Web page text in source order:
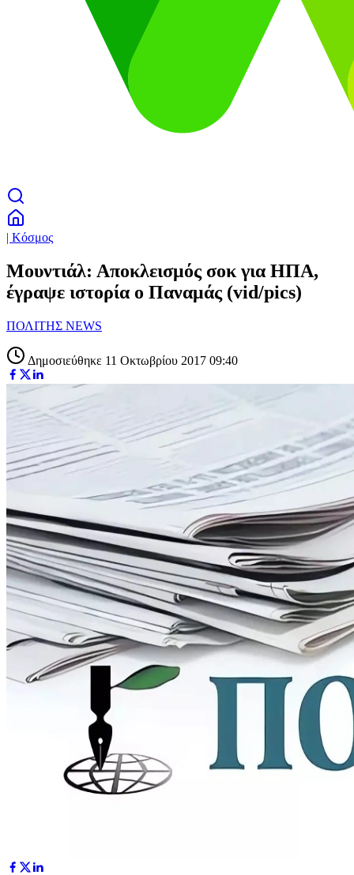
| Κόσμος
Μουντιάλ: Αποκλεισμός σοκ για ΗΠΑ,
έγραψε ιστορία ο Παναμάς (vid/pics)
ΠΟΛΙΤΗΣ NEWS
Δημοσιεύθηκε 11 Οκτωβρίου 2017 09:40